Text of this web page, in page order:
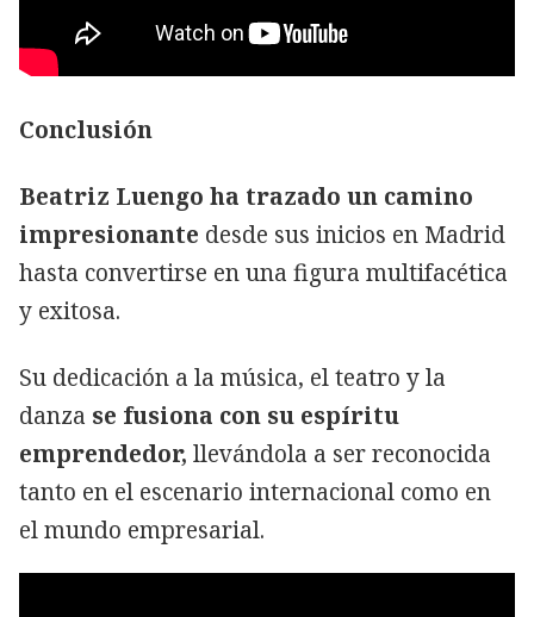
Conclusión
Beatriz Luengo ha trazado un camino
impresionante desde sus inicios en Madrid
hasta convertirse en una figura multifacética
y exitosa.
Su dedicación a la música, el teatro y la
danza se fusiona con su espíritu
emprendedor, llevándola a ser reconocida
tanto en el escenario internacional como en
el mundo empresarial.